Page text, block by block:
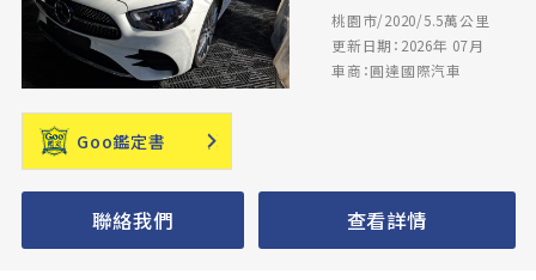
桃園市/2020/5.5萬公里
更新日期：2026年 07月
車商：圓達國際汽車
Goo鑑定書
聯絡我們 查看詳情